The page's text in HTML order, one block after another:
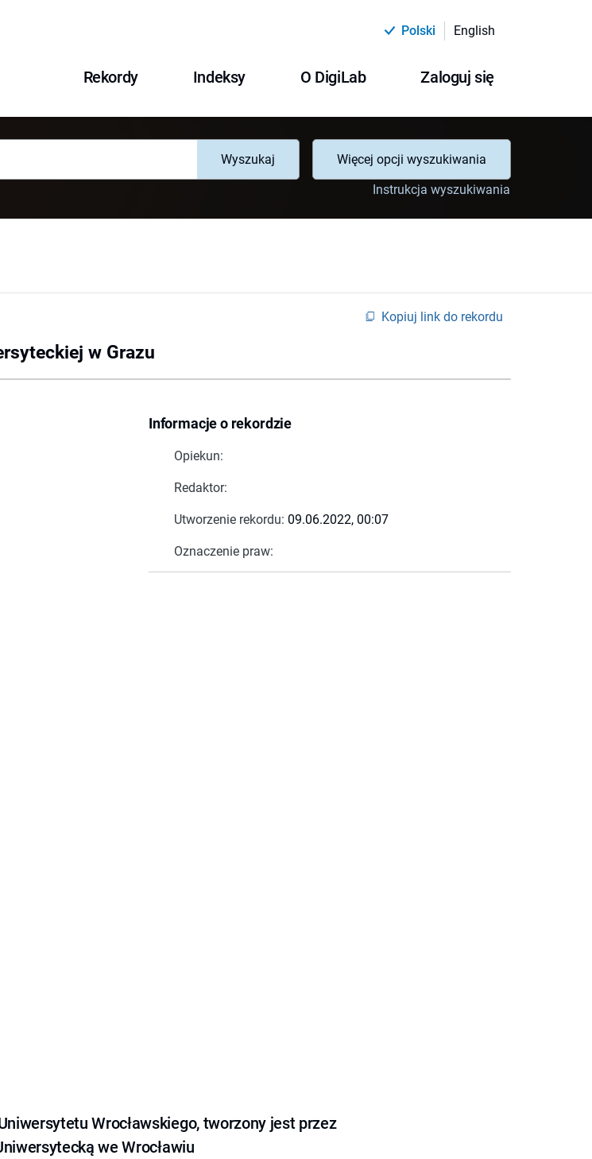
Polski English
Rekordy Indeksy O DigiLab Zaloguj się
Wyszukaj
Więcej opcji wyszukiwania
Instrukcja wyszukiwania
Kopiuj link do rekordu
w Grazu
Informacje o rekordzie
Opiekun:
Redaktor:
Utworzenie rekordu: 09.06.2022, 00:07
Oznaczenie praw:
Wrocławskiego, tworzony jest przez
we Wrocławiu